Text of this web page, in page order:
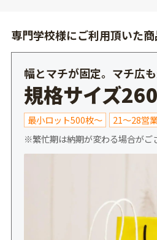
専門学校様にご利用頂いた
幅とマチが固定。マチ広
規格サイズ260
最小ロット500枚～ 21～28営
※繁忙期は納期が変わる場合がご